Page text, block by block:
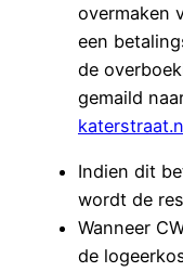
overmaken
een
de
gemaild
Indien dit
wordt de
Wanneer
de